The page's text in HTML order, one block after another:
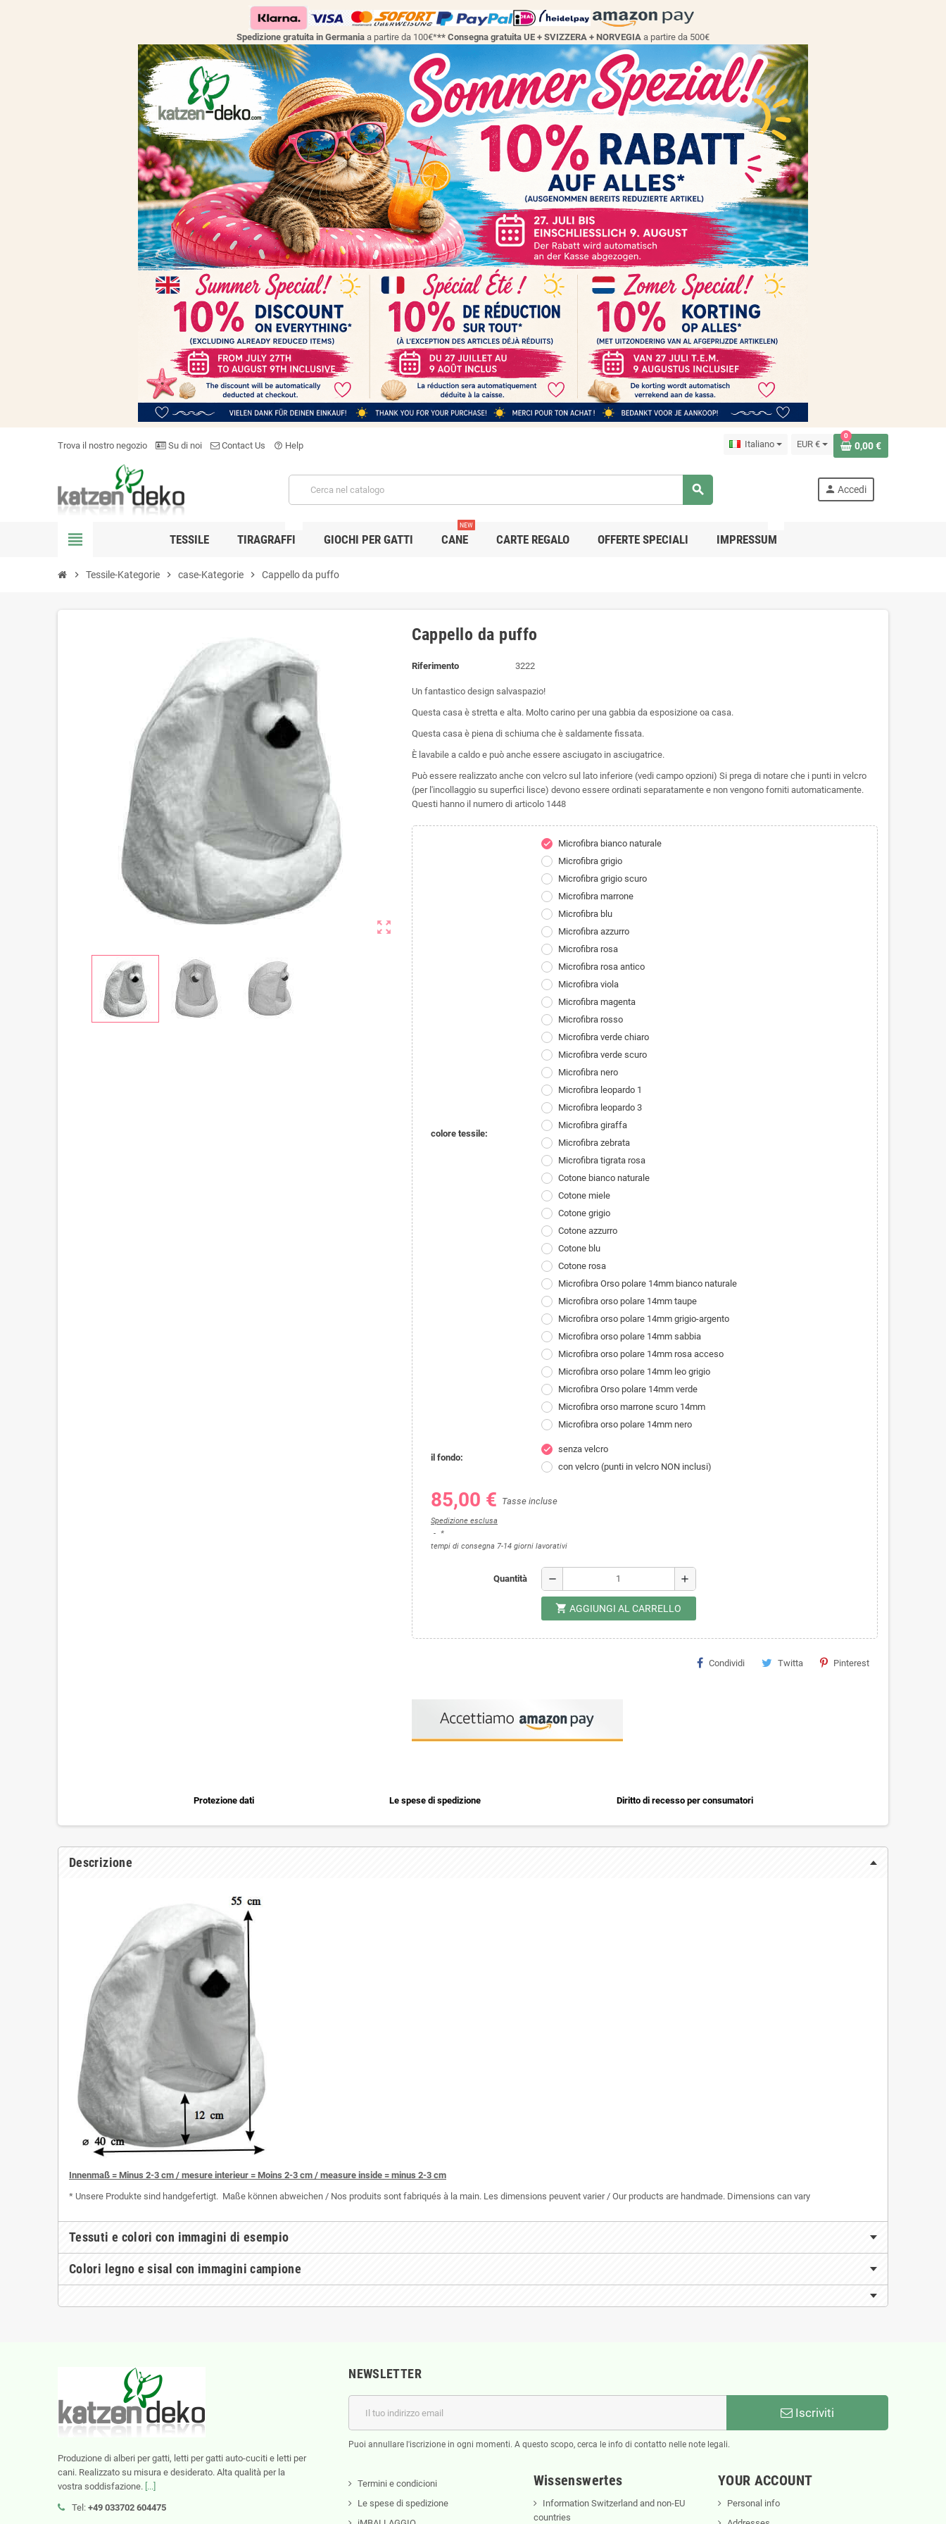
Spedizione gratuita in Germania a partire da 100€*** Consegna gratuita UE + SVIZZERA + NORVEGIA a partire da 500€
Trova il nostro negozio Su di noi Contact Us help_outline Help Italiano EUR €
0
0,00 €
search person Accedi
view_headline TESSILE TIRAGRAFFI GIOCHI PER GATTI CANE
NEW
CARTE REGALO OFFERTE SPECIALI IMPRESSUM
chevron_right Tessile-Kategorie chevron_right case-Kategorie chevron_right Cappello da puffo
zoom_out_map
Cappello da puffo
Riferimento 3222
Un fantastico design salvaspazio!
Questa casa è stretta e alta. Molto carino per una gabbia da esposizione oa casa.
Questa casa è piena di schiuma che è saldamente fissata.
È lavabile a caldo e può anche essere asciugato in asciugatrice.
Può essere realizzato anche con velcro sul lato inferiore (vedi campo opzioni) Si prega di notare che i punti in velcro
(per l'incollaggio su superfici lisce) devono essere ordinati separatamente e non vengono forniti automaticamente.
Questi hanno il numero di articolo 1448
colore tessile:
check
Microfibra bianco naturale
Microfibra grigio
Microfibra grigio scuro
Microfibra marrone
Microfibra blu
Microfibra azzurro
Microfibra rosa
Microfibra rosa antico
Microfibra viola
Microfibra magenta
Microfibra rosso
Microfibra verde chiaro
Microfibra verde scuro
Microfibra nero
Microfibra leopardo 1
Microfibra leopardo 3
Microfibra giraffa
Microfibra zebrata
Microfibra tigrata rosa
Cotone bianco naturale
Cotone miele
Cotone grigio
Cotone azzurro
Cotone blu
Cotone rosa
Microfibra Orso polare 14mm bianco naturale
Microfibra orso polare 14mm taupe
Microfibra orso polare 14mm grigio-argento
Microfibra orso polare 14mm sabbia
Microfibra orso polare 14mm rosa acceso
Microfibra orso polare 14mm leo grigio
Microfibra Orso polare 14mm verde
Microfibra orso marrone scuro 14mm
Microfibra orso polare 14mm nero
il fondo:
check
senza velcro
con velcro (punti in velcro NON inclusi)
85,00 € Tasse incluse
Spedizione esclusa
*
tempi di consegna 7-14 giorni lavorativi
Quantità remove add
shopping_cart AGGIUNGI AL CARRELLO
Condividi Twitta Pinterest
Protezione dati Le spese di spedizione Diritto di recesso per consumatori
Descrizione
Innenmaß = Minus 2-3 cm / mesure interieur = Moins 2-3 cm / measure inside = minus 2-3 cm
* Unsere Produkte sind handgefertigt. Maße können abweichen / Nos produits sont fabriqués à la main. Les dimensions peuvent varier / Our products are handmade. Dimensions can vary
Tessuti e colori con immagini di esempio
Colori legno e sisal con immagini campione
Produzione di alberi per gatti, letti per gatti auto-cuciti e letti per
cani. Realizzato su misura e desiderato. Alta qualità per la
vostra soddisfazione. [...]
Tel: +49 033702 604475
NEWSLETTER
Iscriviti
Puoi annullare l'iscrizione in ogni momenti. A questo scopo, cerca le info di contatto nelle note legali.
Termini e condicioni
Le spese di spedizione
Wissenswertes
Information Switzerland and non-EU
countries
YOUR ACCOUNT
Personal info